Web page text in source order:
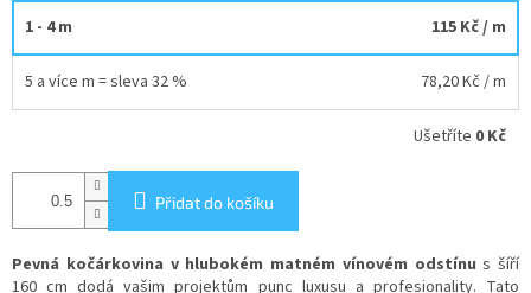
1 - 4 m 115 Kč/ m
5 a více m = sleva 32 % 78,20 Kč / m
Ušetříte 0 Kč
Přidat do košíku
Pevná kočárkovina v hlubokém matném vínovém odstínu s šíří
160 cm dodá vašim projektům punc luxusu a profesionality. Tato